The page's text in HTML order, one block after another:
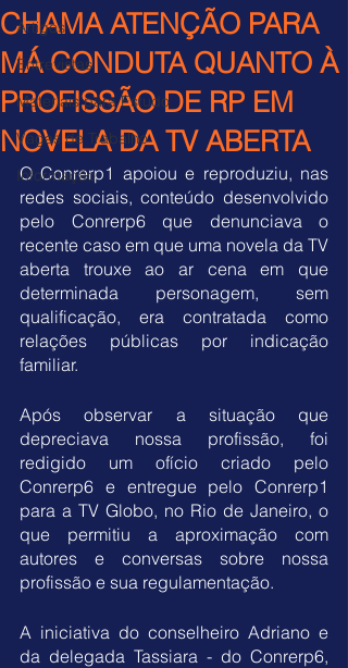
Artigos
Entrevistas
Materiais para Estudo
Vagas de Trabalho
Informação
CHAMA ATENÇÃO PARA
MÁ CONDUTA QUANTO À
PROFISSÃO DE RP EM
NOVELA DA TV ABERTA
O Conrerp1 apoiou e reproduziu, nas
redes sociais, conteúdo desenvolvido
pelo Conrerp6 que denunciava o
recente caso em que uma novela da TV
aberta trouxe ao ar cena em que
determinada personagem, sem
qualificação, era contratada como
relações públicas por indicação
familiar.
Após observar a situação que
depreciava nossa profissão, foi
redigido um ofício criado pelo
Conrerp6 e entregue pelo Conrerp1
para a TV Globo, no Rio de Janeiro, o
que permitiu a aproximação com
autores e conversas sobre nossa
profissão e sua regulamentação.
A iniciativa do conselheiro Adriano e
da delegada Tassiara - do Conrerp6,